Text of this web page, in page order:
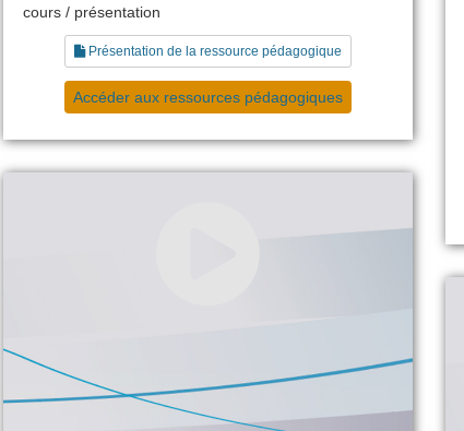
cours / présentation
Présentation de la ressource pédagogique
Accéder aux ressources pédagogiques